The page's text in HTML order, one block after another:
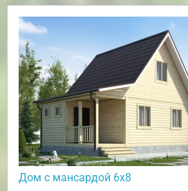
Дом с мансардой 6х8